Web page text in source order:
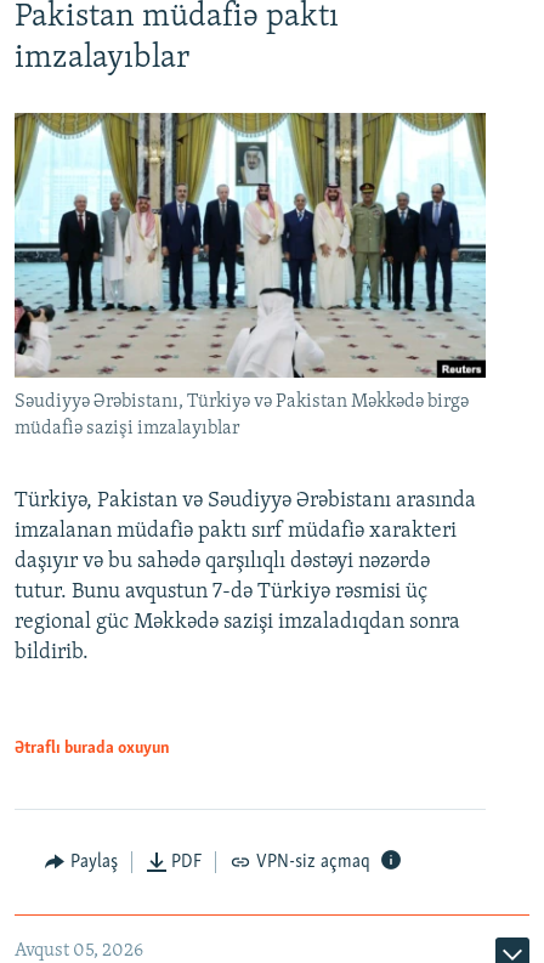
Pakistan müdafiə paktı
imzalayıblar
Səudiyyə Ərəbistanı, Türkiyə və Pakistan Məkkədə birgə
müdafiə sazişi imzalayıblar
Türkiyə, Pakistan və Səudiyyə Ərəbistanı arasında
imzalanan müdafiə paktı sırf müdafiə xarakteri
daşıyır və bu sahədə qarşılıqlı dəstəyi nəzərdə
tutur. Bunu avqustun 7-də Türkiyə rəsmisi üç
regional güc Məkkədə sazişi imzaladıqdan sonra
bildirib.
Ətraflı burada oxuyun
Paylaş PDF VPN-siz açmaq
Avqust 05, 2026